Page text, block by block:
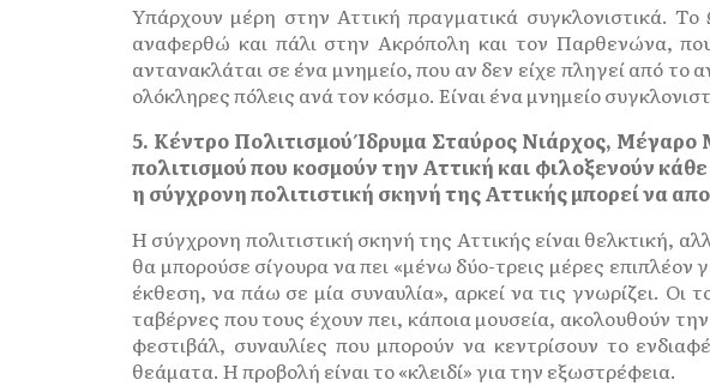
Υπάρχουν μέρη στην Αττική πραγματικά συγκλονιστικά.
αναφερθώ και πάλι στην Ακρόπολη και τον Παρθενώνα,
αντανακλάται σε ένα μνημείο, που αν δεν είχε πληγεί από
ολόκληρες πόλεις ανά τον κόσμο. Είναι ένα μνημείο
5. Κέντρο Πολιτισμού Ίδρυμα Σταύρος Νιάρχος,
πολιτισμού που κοσμούν την Αττική και φιλοξενούν
η σύγχρονη πολιτιστική σκηνή της Αττικής μπορεί να
Η σύγχρονη πολιτιστική σκηνή της Αττικής είναι θελκτική,
θα μπορούσε σίγουρα να πει «μένω δύο-τρεις μέρες
έκθεση, να πάω σε μία συναυλία», αρκεί να τις γνωρίζει. Οι
ταβέρνες που τους έχουν πει, κάποια μουσεία, ακολουθούν
φεστιβάλ, συναυλίες που μπορούν να κεντρίσουν το
θεάματα. Η προβολή είναι το «κλειδί» για την εξωστρέφεια.